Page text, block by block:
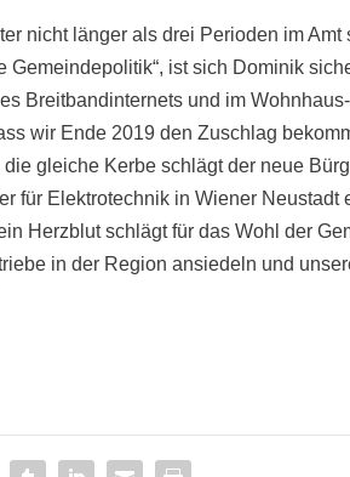
nicht länger als drei Perioden im Amt
ist sich Dominik
Breitbandinternets und im
wir Ende 2019 den Zuschlag
gleiche Kerbe schlägt der neue
für Elektrotechnik in Wiener Neustadt
Herzblut schlägt für das Wohl der
in der Region ansiedeln und